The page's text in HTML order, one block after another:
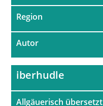
Region
Autor
Allgäuerisch übersetzt
iberhudle